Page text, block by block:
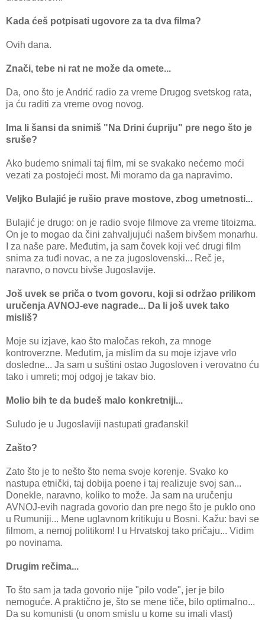
Kada ćeš potpisati ugovore za ta dva filma?
Ovih dana.
Znači, tebe ni rat ne može da omete...
Da, ono što je Andrić radio za vreme Drugog svetskog rata,
ja ću raditi za vreme ovog novog.
Ima li šansi da snimiš "Na Drini ćupriju" pre nego što je
sruše?
Ako budemo snimali taj film, mi se svakako nećemo moći
vezati za postojeći most. Mi moramo da ga napravimo.
Veljko Bulajić je rušio prave mostove, zbog umetnosti...
Bulajić je drugo: on je radio svoje filmove za vreme titoizma.
On je to mogao da čini zahvaljujući našem bivšem monarhu.
I za naše pare. Međutim, ja sam čovek koji već drugi film
snima za tuđi novac, a ne za jugoslovenski... Reč je,
naravno, o novcu bivše Jugoslavije.
Još uvek se priča o tvom govoru, koji si održao prilikom
uručenja AVNOJ-eve nagrade... Da li još uvek tako
misliš?
Moje su izjave, kao što maločas rekoh, za mnoge
kontroverzne. Međutim, ja mislim da su moje izjave vrlo
dosledne... Ja sam u suštini ostao Jugosloven i verovatno ću
tako i umreti; moj odgoj je takav bio.
Molio bih te da budeš malo konkretniji...
Suludo je u Jugoslaviji nastupati građanski!
Zašto?
Zato što je to nešto što nema svoje korenje. Svako ko
nastupa etnički, taj dobija poene i taj realizuje svoj san...
Donekle, naravno, koliko to može. Ja sam na uručenju
AVNOJ-evih nagrada govorio dan pre nego što je puklo ono
u Rumuniji... Mene uglavnom kritikuju u Bosni. Kažu: bavi se
filmom, a nemoj politikom! I u Hrvatskoj tako pričaju... Vidim
po novinama.
Drugim rečima...
To što sam ja tada govorio nije "pilo vode", jer je bilo
nemoguće. A praktično je, što se mene tiče, bilo optimalno...
Da su komunisti (u onom smislu u kome su imali vlast)